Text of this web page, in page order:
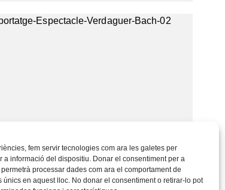
fem servir tecnologies com ara les galetes per
a informació del dispositiu. Donar el consentiment per a
processar dades com ara el comportament de
en aquest lloc. No donar el consentiment o retirar-lo pot